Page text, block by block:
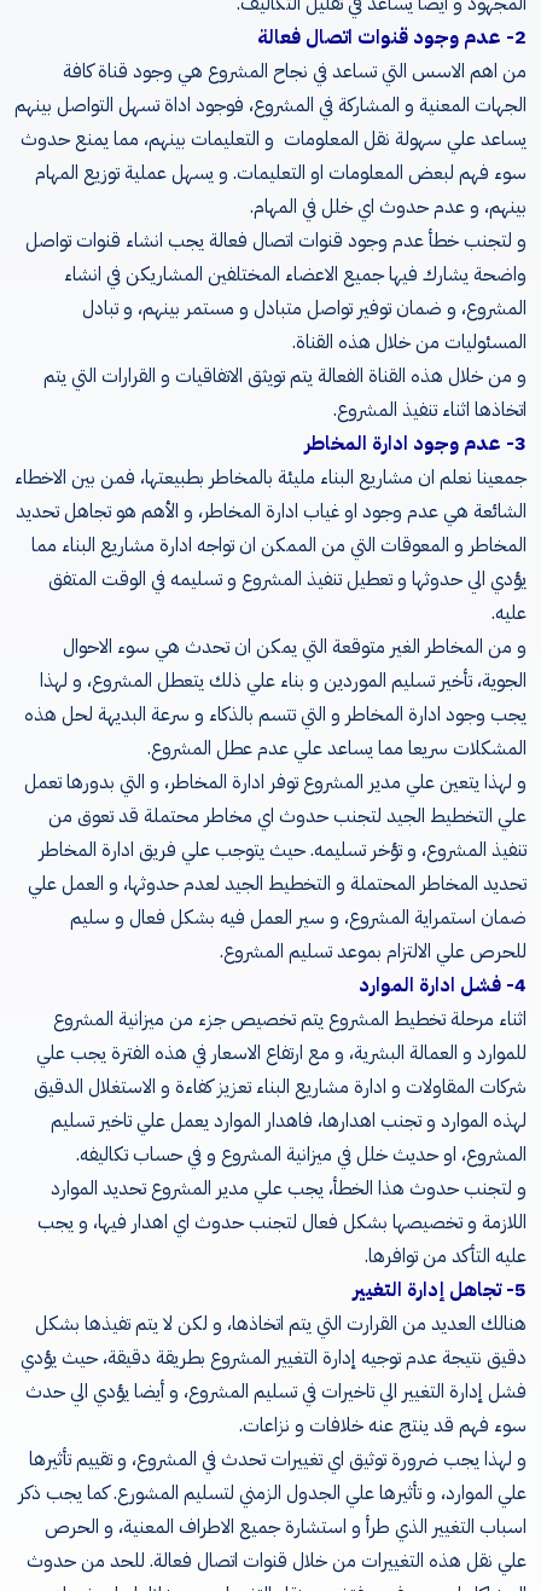
2- عدم وجود قنوات اتصال فعالة
من اهم الاسس التي تساعد في نجاح المشروع هي وجود قناة كافة
الجهات المعنية و المشاركة في المشروع، فوجود اداة تسهل التواصل بينهم
يساعد علي سهولة نقل المعلومات و التعليمات بينهم، مما يمنع حدوث
سوء فهم لبعض المعلومات او التعليمات. و يسهل عملية توزيع المهام
بينهم، و عدم حدوث اي خلل في المهام.
و لتجنب خطأ عدم وجود قنوات اتصال فعالة يجب انشاء قنوات تواصل
واضحة يشارك فيها جميع الاعضاء المختلفين المشاريكن في انشاء
المشروع، و ضمان توفير تواصل متبادل و مستمر بينهم، و تبادل
المسئوليات من خلال هذه القناة.
و من خلال هذه القناة الفعالة يتم تويثق الاتفاقيات و القرارات التي يتم
اتخاذها اثناء تنفيذ المشروع.
3- عدم وجود ادارة المخاطر
جمعينا نعلم ان مشاريع البناء مليئة بالمخاطر بطبيعتها، فمن بين الاخطاء
الشائعة هي عدم وجود او غياب ادارة المخاطر، و الأهم هو تجاهل تحديد
المخاطر و المعوقات التي من الممكن ان تواجه ادارة مشاريع البناء مما
يؤدي الي حدوثها و تعطيل تنفيذ المشروع و تسليمه في الوقت المتفق
عليه.
و من المخاطر الغير متوقعة التي يمكن ان تحدث هي سوء الاحوال
الجوية، تأخير تسليم الموردين و بناء علي ذلك يتعطل المشروع، و لهذا
يجب وجود ادارة المخاطر و التي تتسم بالذكاء و سرعة البديهة لحل هذه
المشكلات سريعا مما يساعد علي عدم عطل المشروع.
و لهذا يتعين علي مدير المشروع توفر ادارة المخاطر، و التي بدورها تعمل
علي التخطيط الجيد لتجنب حدوث اي مخاطر محتملة قد تعوق من
تنفيذ المشروع، و تؤخر تسليمه. حيث يتوجب علي فريق ادارة المخاطر
تحديد المخاطر المحتملة و التخطيط الجيد لعدم حدوثها، و العمل علي
ضمان استمراية المشروع، و سير العمل فيه بشكل فعال و سليم
للحرص علي الالتزام بموعد تسليم المشروع.
4- فشل ادارة الموارد
اثناء مرحلة تخطيط المشروع يتم تخصيص جزء من ميزانية المشروع
للموارد و العمالة البشرية، و مع ارتفاع الاسعار في هذه الفترة يجب علي
شركات المقاولات و ادارة مشاريع البناء تعزيز كفاءة و الاستغلال الدقيق
لهذه الموارد و تجنب اهدارها، فاهدار الموارد يعمل علي تاخير تسليم
المشروع، او حديث خلل في ميزانية المشروع و في حساب تكاليفه.
و لتجنب حدوث هذا الخطأ، يجب علي مدير المشروع تحديد الموارد
اللازمة و تخصيصها بشكل فعال لتجنب حدوث اي اهدار فيها، و يجب
عليه التأكد من توافرها.
5- تجاهل إدارة التغيير
هنالك العديد من القرارت التي يتم اتخاذها، و لكن لا يتم تفيذها بشكل
دقيق نتيجة عدم توجيه إدارة التغيير المشروع بطريقة دقيقة، حيث يؤدي
فشل إدارة التغيير الي تاخيرات في تسليم المشروع، و أيضا يؤدي الي حدث
سوء فهم قد ينتج عنه خلافات و نزاعات.
و لهذا يجب ضرورة توثيق اي تغييرات تحدث في المشروع، و تقييم تأثيرها
علي الموارد، و تأثيرها علي الجدول الزمني لتسليم المشورع. كما يجب ذكر
اسباب التغيير الذي طرأ و استشارة جميع الاطراف المعنية، و الحرص
علي نقل هذه التغييرات من خلال قنوات اتصال فعالة. للحد من حدوث